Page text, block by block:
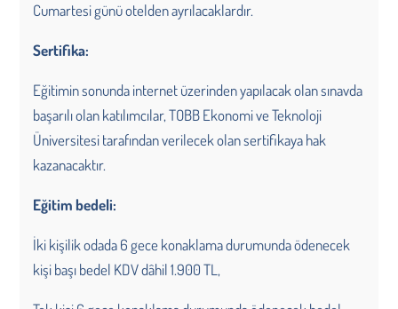
Cumartesi günü otelden ayrılacaklardır.
Sertifika:
Eğitimin sonunda internet üzerinden yapılacak olan sınavda
başarılı olan katılımcılar, TOBB Ekonomi ve Teknoloji
Üniversitesi tarafından verilecek olan sertifikaya hak
kazanacaktır.
Eğitim bedeli:
İki kişilik odada 6 gece konaklama durumunda ödenecek
kişi başı bedel KDV dâhil 1.900 TL,